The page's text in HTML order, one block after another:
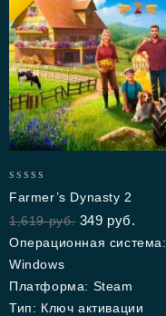
out
of
5
Farmer’s Dynasty 2
1,619руб. 349 руб.
Операционная система:
Windows
Платформа: Steam
Тип: Ключ активации